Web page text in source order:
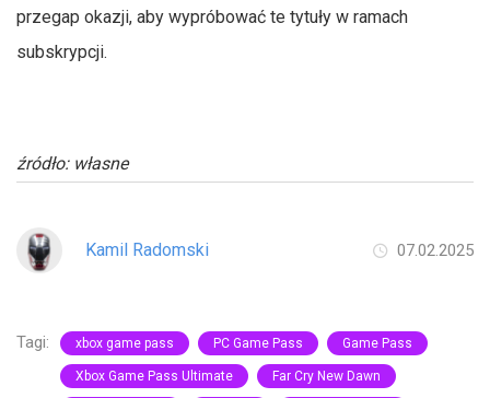
przegap okazji, aby wypróbować te tytuły w ramach
subskrypcji.
źródło: własne
Kamil Radomski 07.02.2025
Tagi: xbox game pass PC Game Pass Game Pass
Xbox Game Pass Ultimate Far Cry New Dawn